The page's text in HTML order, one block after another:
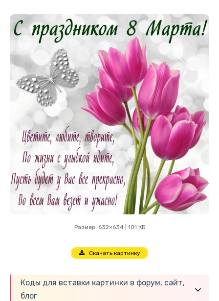
Размер: 632×634 | 101 КБ
Скачать картинку
Коды для вставки картинки в форум, сайт,
блог